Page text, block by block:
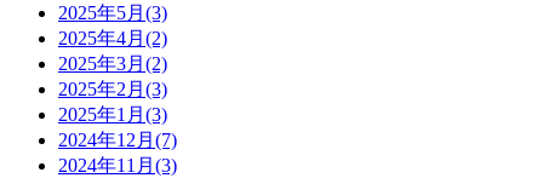
2025年5月 (3)
2025年4月 (2)
2025年3月 (2)
2025年2月 (3)
2025年1月 (3)
2024年12月 (7)
2024年11月 (3)